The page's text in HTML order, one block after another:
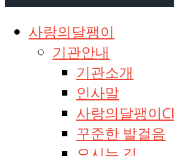
사랑의달팽이
기관안내
기관소개
인사말
사랑의달팽이CI
꾸준한 발걸음